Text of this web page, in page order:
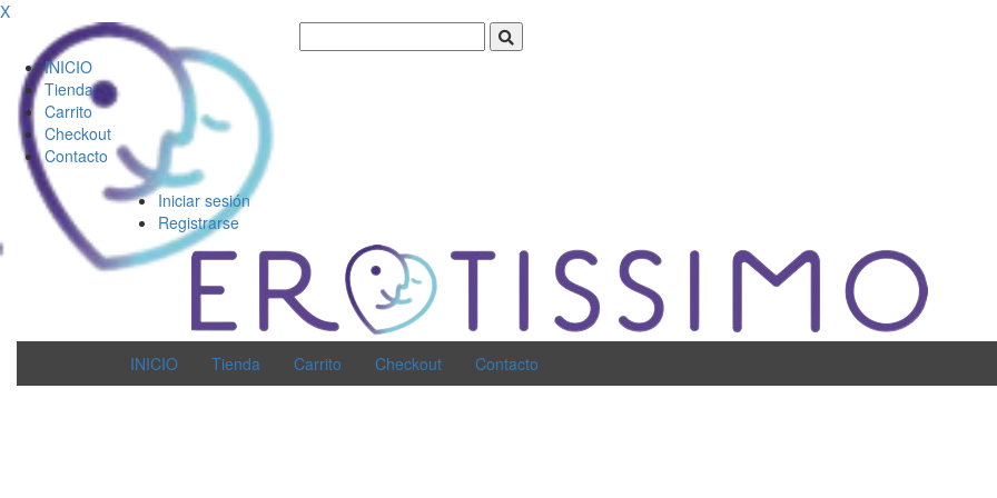
X
INICIO
Tienda
Carrito
Checkout
Contacto
Iniciar sesión
Registrarse
INICIO Tienda Carrito Checkout Contacto